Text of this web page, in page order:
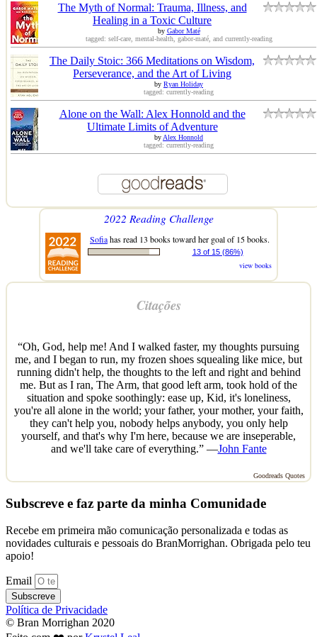
The Myth of Normal: Trauma, Illness, and
Healing in a Toxic Culture
by Gabor Maté
tagged: self-care, mental-health, gabor-maté, and currently-reading
The Daily Stoic: 366 Meditations on Wisdom,
Perseverance, and the Art of Living
by Ryan Holiday
tagged: currently-reading
Alone on the Wall: Alex Honnold and the
Ultimate Limits of Adventure
by Alex Honnold
tagged: currently-reading
2022 Reading Challenge
Sofiahas read 13 books toward her goal of 15 books.
13 of 15 (86%)
view books
Citações
“Oh, God, help me! And I walked faster, my thoughts pursuing
me, and I began to run, my frozen shoes squealing like mice, but
running didn't help, the thoughts to the left and right and behind
me. But as I ran, The Arm, that good left arm, took hold of the
situation and spoke soothingly: ease up, Kid, it's loneliness,
you're all alone in the world; your father, your mother, your faith,
they can't help you, nobody helps anybody, you only help
yourself, and that's why I'm here, because we are inseperable,
and we'll take care of everything.” —John Fante
Goodreads Quotes
Subscreve e faz parte da minha Comunidade
Recebe em primeira mão comunicação personalizada e todas as
novidades culturais e pessoais do BranMorrighan. Obrigada pelo teu
apoio!
Email
Subscreve
Política de Privacidade
© Bran Morrighan 2020